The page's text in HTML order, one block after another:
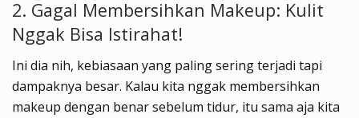
2. Gagal Membersihkan Makeup: Kulit
Nggak Bisa Istirahat!
Ini dia nih, kebiasaan yang paling sering terjadi tapi
dampaknya besar. Kalau kita nggak membersihkan
makeup dengan benar sebelum tidur, itu sama aja kita